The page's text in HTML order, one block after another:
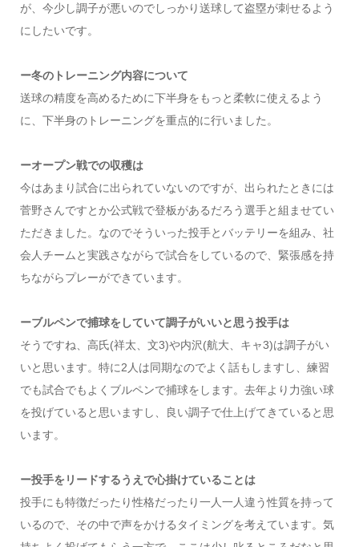
が、今少し調子が悪いのでしっかり送球して盗塁が刺せるよう
にしたいです。
ー冬のトレーニング内容について
送球の精度を高めるために下半身をもっと柔軟に使えるよう
に、下半身のトレーニングを重点的に行いました。
ーオープン戦での収穫は
今はあまり試合に出られていないのですが、出られたときには
菅野さんですとか公式戦で登板があるだろう選手と組ませてい
ただきました。なのでそういった投手とバッテリーを組み、社
会人チームと実践さながらで試合をしているので、緊張感を持
ちながらプレーができています。
ーブルペンで捕球をしていて調子がいいと思う投手は
そうですね、高氏(祥太、文3)や内沢(航大、キャ3)は調子がい
いと思います。特に2人は同期なのでよく話もしますし、練習
でも試合でもよくブルペンで捕球をします。去年より力強い球
を投げていると思いますし、良い調子で仕上げてきていると思
います。
ー投手をリードするうえで心掛けていることは
投手にも特徴だったり性格だったり一人一人違う性質を持って
いるので、その中で声をかけるタイミングを考えています。気